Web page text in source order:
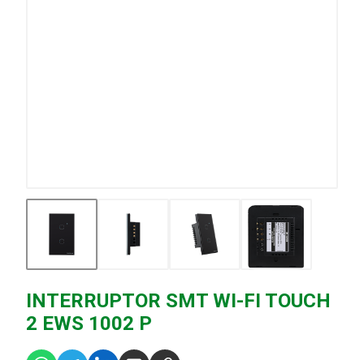
INTERRUPTOR SMT WI-FI TOUCH
2 EWS 1002 P